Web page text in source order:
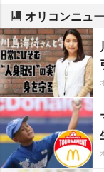
オリコンニュ